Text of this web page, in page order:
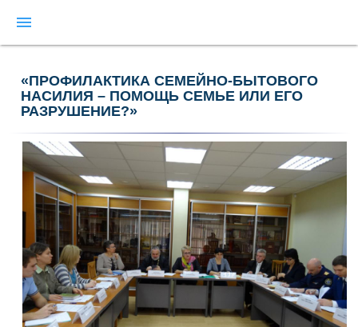
menu
«ПРОФИЛАКТИКА СЕМЕЙНО-БЫТОВОГО
НАСИЛИЯ – ПОМОЩЬ СЕМЬЕ ИЛИ ЕГО
РАЗРУШЕНИЕ?»